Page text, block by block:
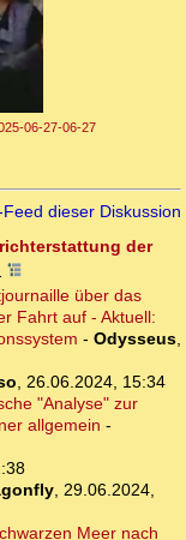
06-27-06-27
Feed dieser Diskussion
der
über das
Fahrt auf - Aktuell:
- Odysseus,
, 26.06.2024, 15:34
"Analyse" zur
allgemein -
, 29.06.2024,
Meer nach